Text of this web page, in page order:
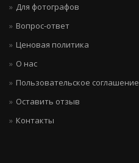
Для фотографов
Вопрос-ответ
Ценовая политика
О нас
Пользовательское соглашение
Оставить отзыв
Контакты